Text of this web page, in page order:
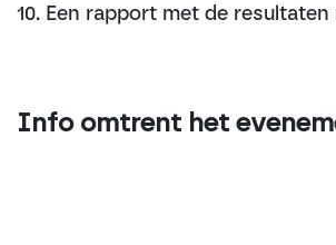
10. Een rapport met de
Info omtrent het